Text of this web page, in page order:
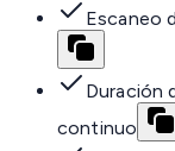
Escaneo
Duración
continuo